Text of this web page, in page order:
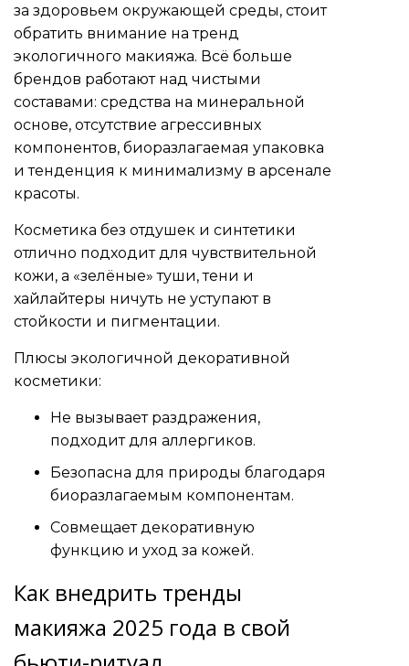
за здоровьем окружающей среды, стоит
обратить внимание на тренд
экологичного макияжа. Всё больше
брендов работают над чистыми
составами: средства на минеральной
основе, отсутствие агрессивных
компонентов, биоразлагаемая упаковка
и тенденция к минимализму в арсенале
красоты.
Косметика без отдушек и синтетики
отлично подходит для чувствительной
кожи, а «зелёные» туши, тени и
хайлайтеры ничуть не уступают в
стойкости и пигментации.
Плюсы экологичной декоративной
косметики:
Не вызывает раздражения,
подходит для аллергиков.
Безопасна для природы благодаря
биоразлагаемым компонентам.
Совмещает декоративную
функцию и уход за кожей.
Как внедрить тренды
макияжа 2025 года в свой